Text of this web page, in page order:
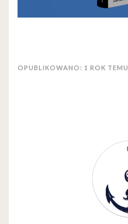
OPUBLIKOWANO: 1 ROK TEMU